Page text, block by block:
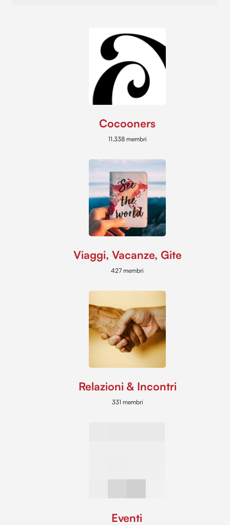
Cocooners
11.338 membri
Viaggi, Vacanze, Gite
427 membri
Relazioni & Incontri
331 membri
Eventi